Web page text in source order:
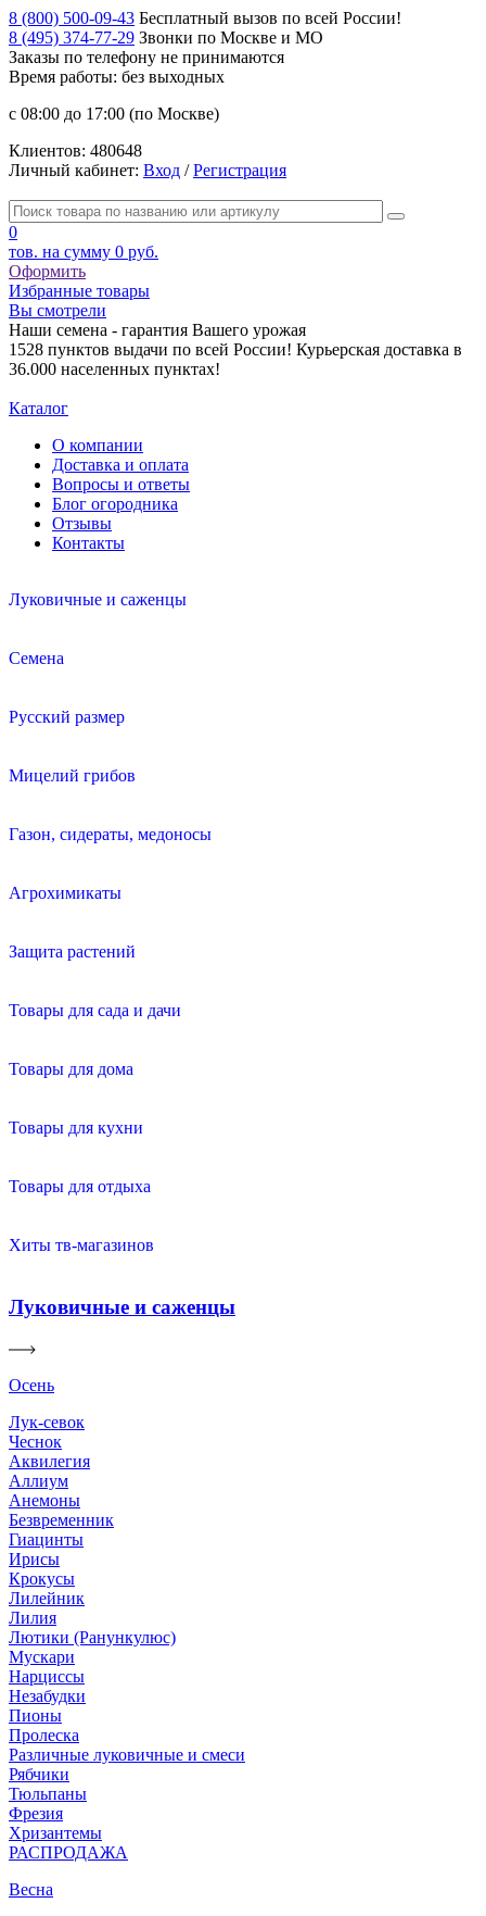
8 (800) 500-09-43 Бесплатный вызов по всей России!
8 (495) 374-77-29 Звонки по Москве и МО
Заказы по телефону не принимаются
Время работы: без выходных
с 08:00 до 17:00 (по Москве)
Клиентов: 480648
Личный кабинет: Вход /Регистрация
0
тов. на сумму 0 руб.
Оформить
Избранные товары
Вы смотрели
Наши семена - гарантия Вашего урожая
1528 пунктов выдачи по всей России! Курьерская доставка в
36.000 населенных пунктах!
Каталог
О компании
Доставка и оплата
Вопросы и ответы
Блог огородника
Отзывы
Контакты
Луковичные и саженцы
Семена
Русский размер
Мицелий грибов
Газон, сидераты, медоносы
Агрохимикаты
Защита растений
Товары для сада и дачи
Товары для дома
Товары для кухни
Товары для отдыха
Хиты тв-магазинов
Луковичные и саженцы
Осень
Лук-севок
Чеснок
Аквилегия
Аллиум
Анемоны
Безвременник
Гиацинты
Ирисы
Крокусы
Лилейник
Лилия
Лютики (Ранункулюс)
Мускари
Нарцисcы
Незабудки
Пионы
Пролеска
Различные луковичные и смеси
Рябчики
Тюльпаны
Фрезия
Хризантемы
РАСПРОДАЖА
Весна